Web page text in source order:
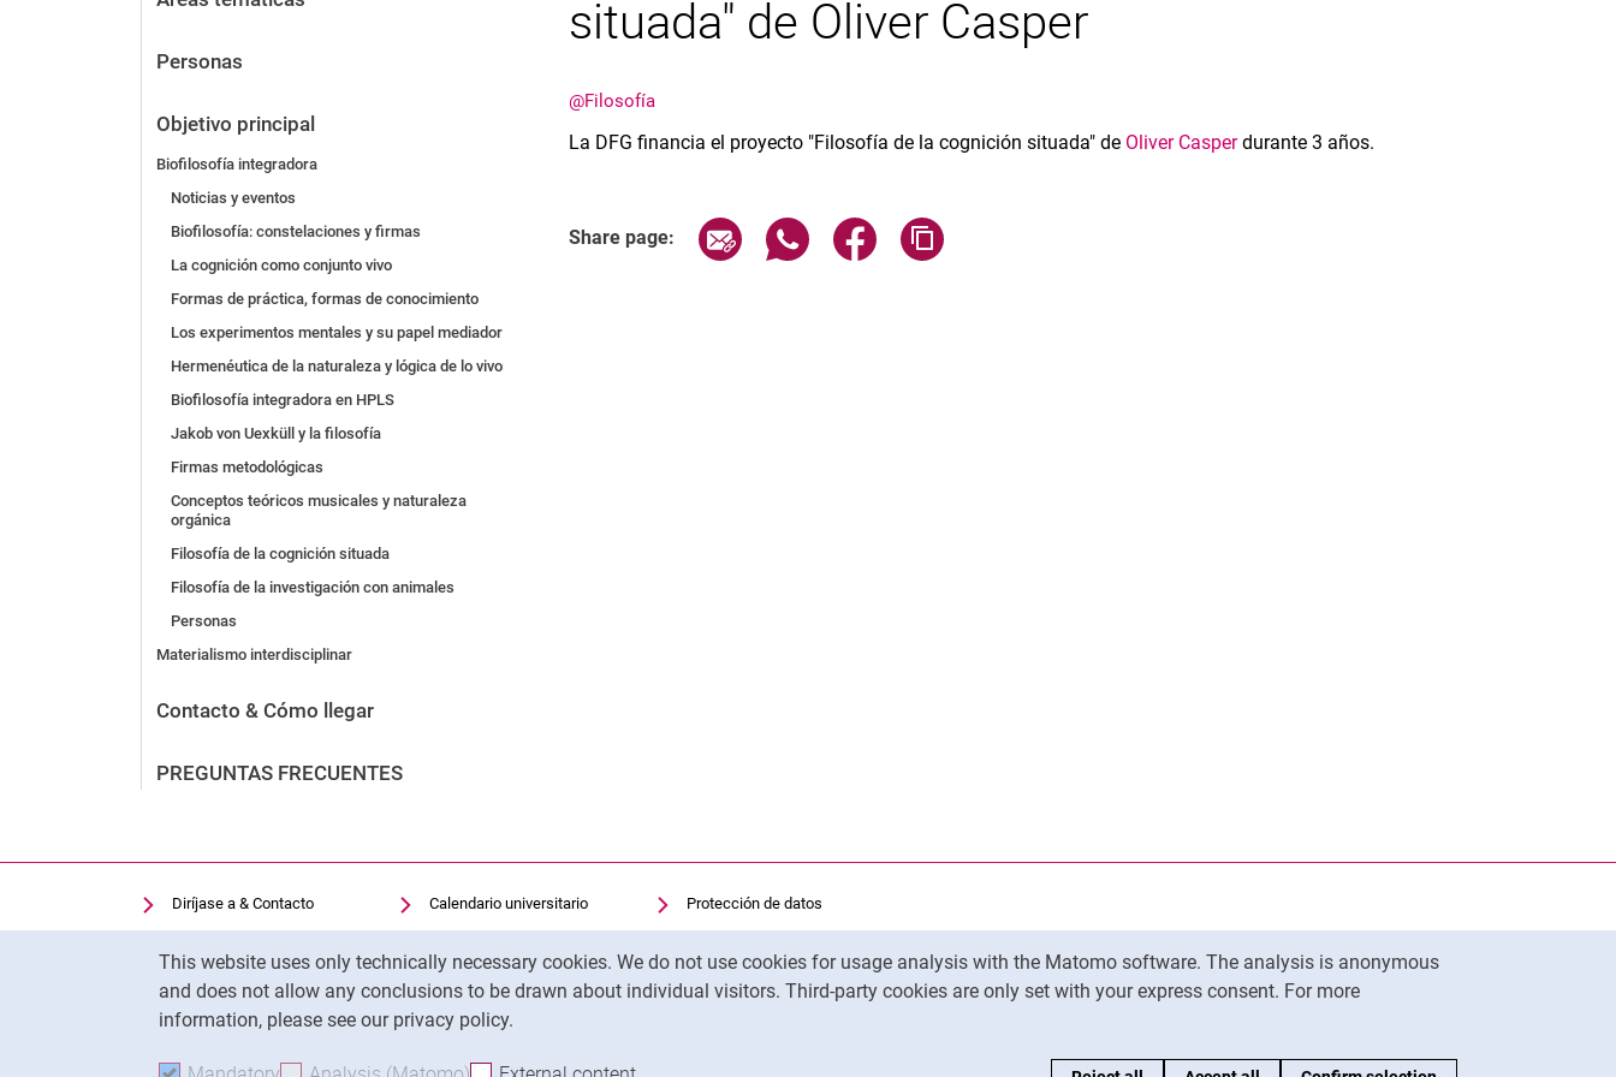
This website uses only technically necessary cookies. We do not use cookies for usage analysis with the Matomo software. The analysis is anonymous
and does not allow any conclusions to be drawn about individual visitors. Third-party cookies are only set with your express consent. For more
information, please see our privacy policy.
Personas
Objetivo principal
Biofilosofía integradora
Noticias y eventos
Biofilosofía: constelaciones y firmas
La cognición como conjunto vivo
Formas de práctica, formas de conocimiento
Los experimentos mentales y su papel mediador
Hermenéutica de la naturaleza y lógica de lo vivo
Biofilosofía integradora en HPLS
Jakob von Uexküll y la filosofía
Firmas metodológicas
Conceptos teóricos musicales y naturaleza
orgánica
Filosofía de la cognición situada
Filosofía de la investigación con animales
Personas
Materialismo interdisciplinar
Contacto & Cómo llegar
PREGUNTAS FRECUENTES
situada" de Oliver Casper
@Filosofía
La DFG financia el proyecto "Filosofía de la cognición situada" de Oliver Casperdurante 3 años.
Share page: Share page via email
Share page via WhatsApp (external link, opens in a new window)
Share page via Facebook (external link, opens in a new window)
Diríjase a & Contacto
Facilidades de búsqueda
Vacantes
Cookie settings
Calendario universitario
Biblioteca universitaria
Moodle
Panopto
Protección de datos
Accesibilidad
Uso transparente de la IA
Pie de imprenta